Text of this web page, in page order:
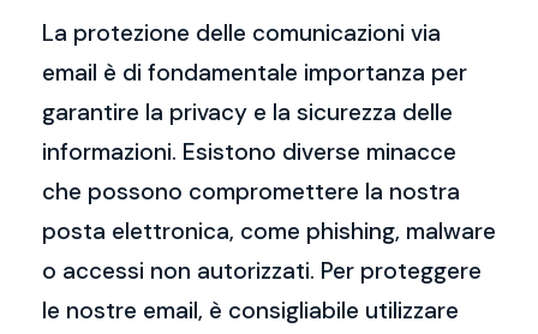
La protezione delle comunicazioni via
email è di fondamentale importanza per
garantire la privacy e la sicurezza delle
informazioni. Esistono diverse minacce
che possono compromettere la nostra
posta elettronica, come phishing, malware
o accessi non autorizzati. Per proteggere
le nostre email, è consigliabile utilizzare